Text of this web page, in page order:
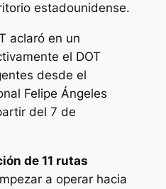
estadounidense.
aclaró en un
el DOT
desde el
Felipe Ángeles
del 7 de
de 11 rutas
a operar hacia